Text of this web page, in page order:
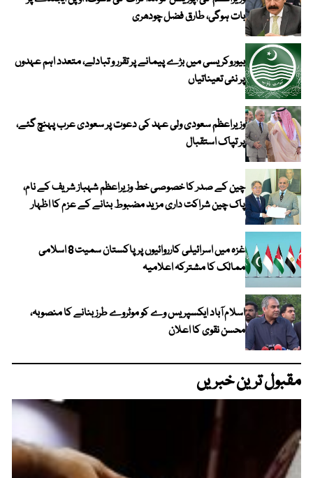
بات ہوگی، طارق فضل چودھری
بیوروکریسی میں بڑے پیمانے پر تقرر و تبادلے، متعدد اہم عہدوں
پر نئی تعیناتیاں
وزیراعظم سعودی ولی عہد کی دعوت پر سعودی عرب پہنچ گئے،
پر تپاک استقبال
چین کے صدر کا خصوصی خط وزیراعظم شہباز شریف کے نام،
پاک چین شراکت داری مزید مضبوط بنانے کے عزم کا اظہار
غزہ میں اسرائیلی کارروائیوں پر پاکستان سمیت 8 اسلامی
ممالک کا مشترکہ اعلامیہ
اسلام آباد ایکسپریس وے کو موٹروے طرز بنانے کا منصوبہ،
محسن نقوی کا اعلان
مقبول ترین خبریں